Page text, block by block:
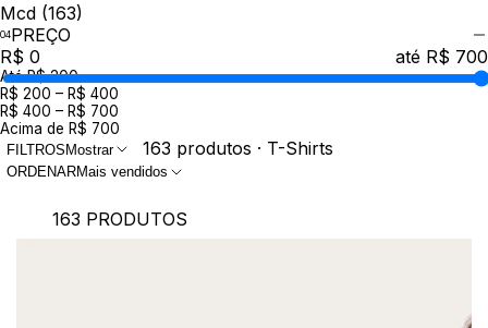
Mcd (163)
PREÇO
R$ 0
até R$ 700
Até R$ 200
R$ 200 – R$ 400
R$ 400 – R$ 700
Acima de R$ 700
FILTROS Mostrar 163 produtos · T-Shirts
ORDENARMais vendidos
163 PRODUTOS